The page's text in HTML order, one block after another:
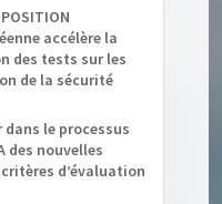
POSITION
accélère la
des tests sur les
de la sécurité
dans le processus
des nouvelles
d’évaluation